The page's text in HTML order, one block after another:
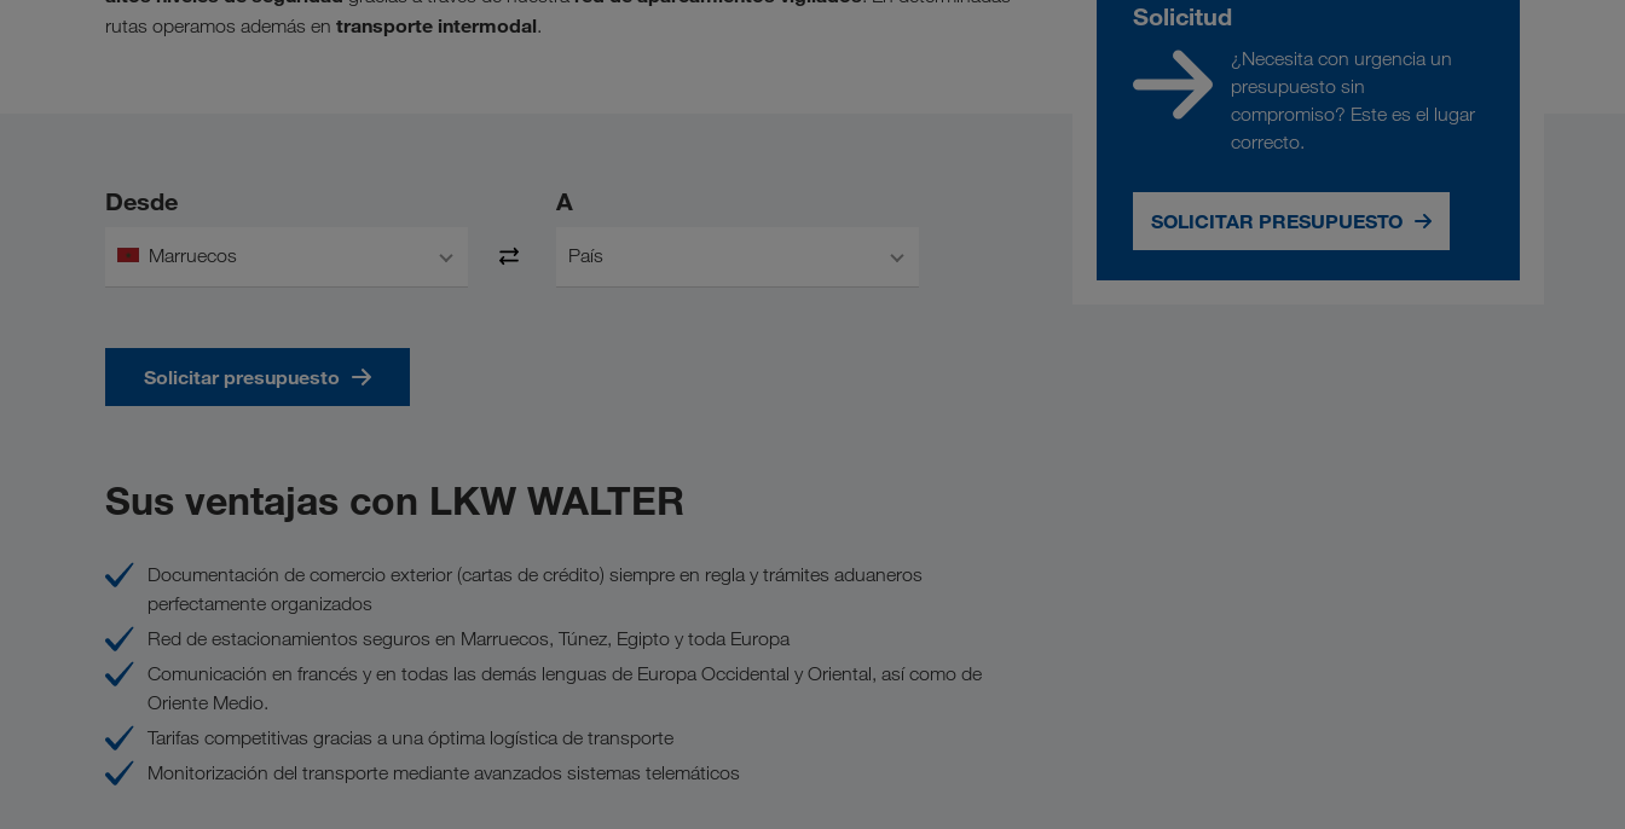
rutas operamos además en transporte intermodal.
Desde
Marruecos
A
País
Solicitar presupuesto
Sus ventajas con LKW WALTER
Documentación de comercio exterior (cartas de crédito) siempre en regla y trámites aduaneros
perfectamente organizados
Red de estacionamientos seguros en Marruecos, Túnez, Egipto y toda Europa
Comunicación en francés y en todas las demás lenguas de Europa Occidental y Oriental, así como de
Oriente Medio.
Tarifas competitivas gracias a una óptima logística de transporte
Monitorización del transporte mediante avanzados sistemas telemáticos
Solicitud
¿Necesita con urgencia un
presupuesto sin
compromiso? Este es el lugar
correcto.
SOLICITAR PRESUPUESTO